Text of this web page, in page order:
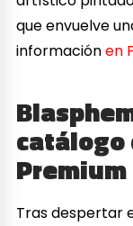
que envuelve
informaciónen
catálogo
Premium
Tras despertar